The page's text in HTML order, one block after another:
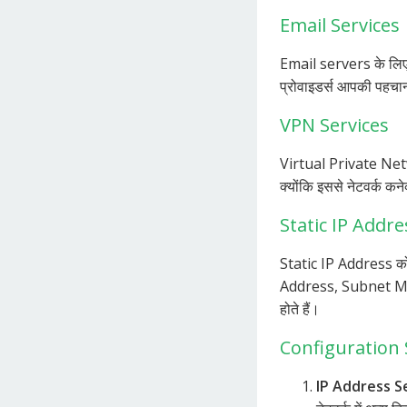
Email Services
Email servers के लिए
प्रोवाइडर्स आपकी
VPN Services
Virtual Private
क्योंकि इससे नेटवर्क
Static IP
Static IP Address को
Address, Subnet
होते हैं।
Configuration
IP Address